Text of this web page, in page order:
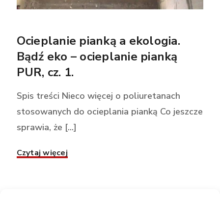
Ocieplanie pianką a ekologia.
Bądź eko – ocieplanie pianką
PUR, cz. 1.
Spis treści Nieco więcej o poliuretanach
stosowanych do ocieplania pianką Co jeszcze
sprawia, że [...]
Czytaj więcej